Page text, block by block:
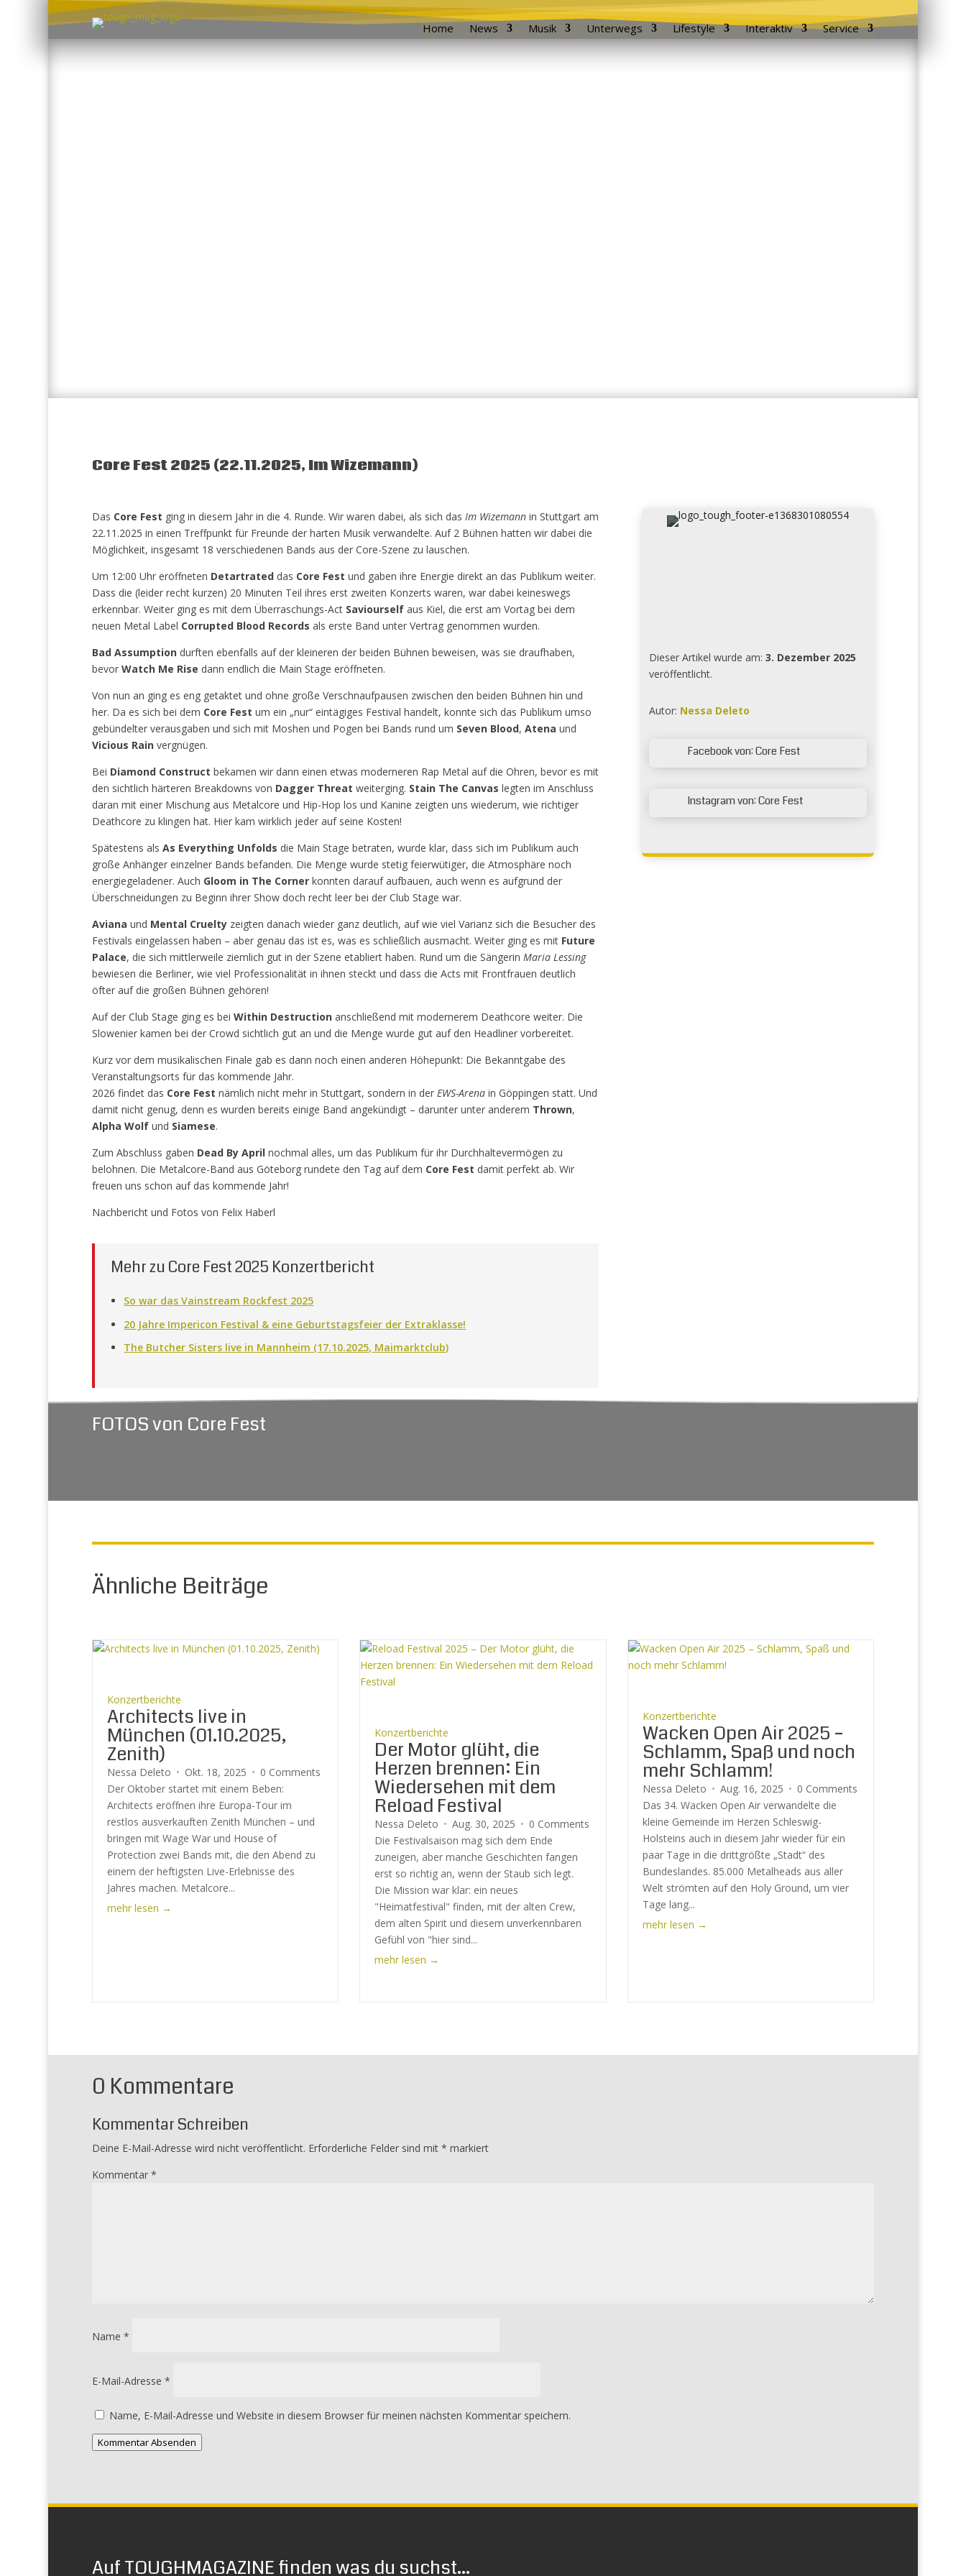
Home News Musik Unterwegs Lifestyle Interaktiv Service
Core Fest 2025 (22.11.2025, Im Wizemann)
Das Core Fest ging in diesem Jahr in die 4. Runde. Wir waren dabei, als sich das Im Wizemannin Stuttgart am
22.11.2025 in einen Treffpunkt für Freunde der harten Musik verwandelte. Auf 2 Bühnen hatten wir dabei die
Möglichkeit, insgesamt 18 verschiedenen Bands aus der Core-Szene zu lauschen.
Um 12:00 Uhr eröffneten Detartrateddas Core Fest und gaben ihre Energie direkt an das Publikum weiter.
Dass die (leider recht kurzen) 20 Minuten Teil ihres erst zweiten Konzerts waren, war dabei keineswegs
erkennbar. Weiter ging es mit dem Überraschungs-Act Saviourselfaus Kiel, die erst am Vortag bei dem
neuen Metal Label Corrupted Blood Records als erste Band unter Vertrag genommen wurden.
Bad Assumptiondurften ebenfalls auf der kleineren der beiden Bühnen beweisen, was sie draufhaben,
bevor Watch Me Rise dann endlich die Main Stage eröffneten.
Von nun an ging es eng getaktet und ohne große Verschnaufpausen zwischen den beiden Bühnen hin und
her. Da es sich bei dem Core Fest um ein „nur“ eintägiges Festival handelt, konnte sich das Publikum umso
gebündelter verausgaben und sich mit Moshen und Pogen bei Bands rund um Seven Blood, Atena und
Vicious Rainvergnügen.
Bei Diamond Construct bekamen wir dann einen etwas moderneren Rap Metal auf die Ohren, bevor es mit
den sichtlich härteren Breakdowns von Dagger Threat weiterging. Stain The Canvas legten im Anschluss
daran mit einer Mischung aus Metalcore und Hip-Hop los und Kanine zeigten uns wiederum, wie richtiger
Deathcore zu klingen hat. Hier kam wirklich jeder auf seine Kosten!
Spätestens als As Everything Unfolds die Main Stage betraten, wurde klar, dass sich im Publikum auch
große Anhänger einzelner Bands befanden. Die Menge wurde stetig feierwütiger, die Atmosphäre noch
energiegeladener. Auch Gloom in The Cornerkonnten darauf aufbauen, auch wenn es aufgrund der
Überschneidungen zu Beginn ihrer Show doch recht leer bei der Club Stage war.
Aviana und Mental Crueltyzeigten danach wieder ganz deutlich, auf wie viel Varianz sich die Besucher des
Festivals eingelassen haben – aber genau das ist es, was es schließlich ausmacht. Weiter ging es mit Future
Palace, die sich mittlerweile ziemlich gut in der Szene etabliert haben. Rund um die Sängerin Maria Lessing
bewiesen die Berliner, wie viel Professionalität in ihnen steckt und dass die Acts mit Frontfrauen deutlich
öfter auf die großen Bühnen gehören!
Auf der Club Stage ging es bei Within Destructionanschließend mit modernerem Deathcore weiter. Die
Slowenier kamen bei der Crowd sichtlich gut an und die Menge wurde gut auf den Headliner vorbereitet.
Kurz vor dem musikalischen Finale gab es dann noch einen anderen Höhepunkt: Die Bekanntgabe des
Veranstaltungsorts für das kommende Jahr.
2026 findet das Core Fest nämlich nicht mehr in Stuttgart, sondern in der EWS-Arenain Göppingen statt. Und
damit nicht genug, denn es wurden bereits einige Band angekündigt – darunter unter anderem Thrown,
Alpha Wolfund Siamese.
Zum Abschluss gaben Dead By Aprilnochmal alles, um das Publikum für ihr Durchhaltevermögen zu
belohnen. Die Metalcore-Band aus Göteborg rundete den Tag auf dem Core Fest damit perfekt ab. Wir
freuen uns schon auf das kommende Jahr!
Nachbericht und Fotos von Felix Haberl
Mehr zu Core Fest 2025 Konzertbericht
So war das Vainstream Rockfest 2025
20 Jahre Impericon Festival & eine Geburtstagsfeier der Extraklasse!
The Butcher Sisters live in Mannheim (17.10.2025, Maimarktclub)
Dieser Artikel wurde am:3. Dezember 2025
veröffentlicht.
Autor: Nessa Deleto
Facebook von: Core Fest
Instagram von: Core Fest
FOTOS von Core Fest
Ähnliche Beiträge
Konzertberichte
Architects live in
München (01.10.2025,
Zenith)
Nessa Deleto Okt. 18, 2025
0 Comments
Der Oktober startet mit einem Beben:
Architects eröffnen ihre Europa-Tour im
restlos ausverkauften Zenith München – und
bringen mit Wage War und House of
Protection zwei Bands mit, die den Abend zu
einem der heftigsten Live-Erlebnisse des
Jahres machen. Metalcore...
mehr lesen
Konzertberichte
Der Motor glüht, die
Herzen brennen: Ein
Wiedersehen mit dem
Reload Festival
Nessa Deleto Aug. 30, 2025
0 Comments
Die Festivalsaison mag sich dem Ende
zuneigen, aber manche Geschichten fangen
erst so richtig an, wenn der Staub sich legt.
Die Mission war klar: ein neues
"Heimatfestival" finden, mit der alten Crew,
dem alten Spirit und diesem unverkennbaren
Gefühl von "hier sind...
mehr lesen
Konzertberichte
Wacken Open Air 2025 –
Schlamm, Spaß und noch
mehr Schlamm!
Nessa Deleto Aug. 16, 2025
0 Comments
Das 34. Wacken Open Air verwandelte die
kleine Gemeinde im Herzen Schleswig-
Holsteins auch in diesem Jahr wieder für ein
paar Tage in die drittgrößte „Stadt“ des
Bundeslandes. 85.000 Metalheads aus aller
Welt strömten auf den Holy Ground, um vier
Tage lang...
mehr lesen
0 Kommentare
Kommentar Schreiben
Deine E-Mail-Adresse wird nicht veröffentlicht. Erforderliche Felder sind mit * markiert
Kommentar *
Name *
E-Mail-Adresse *
Name, E-Mail-Adresse und Website in diesem Browser für meinen nächsten Kommentar speichern.
Kommentar Absenden
Auf TOUGHMAGAZINE finden was du suchst...